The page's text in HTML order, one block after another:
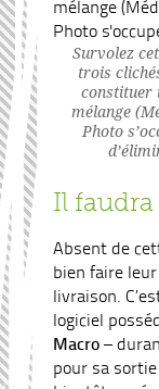
Survolez
trois
constituer
mélange
Photo
Il
Absent de
bien faire
livraison.
logiciel
Macro –
pour sa